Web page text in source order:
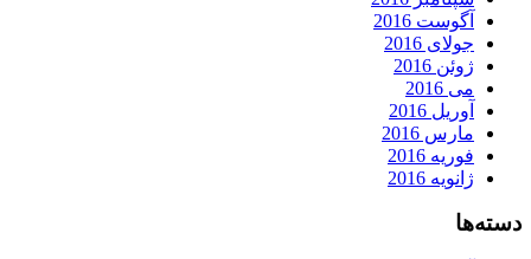
آگوست 2016
جولای 2016
ژوئن 2016
می 2016
آوریل 2016
مارس 2016
فوریه 2016
ژانویه 2016
دسته‌ها